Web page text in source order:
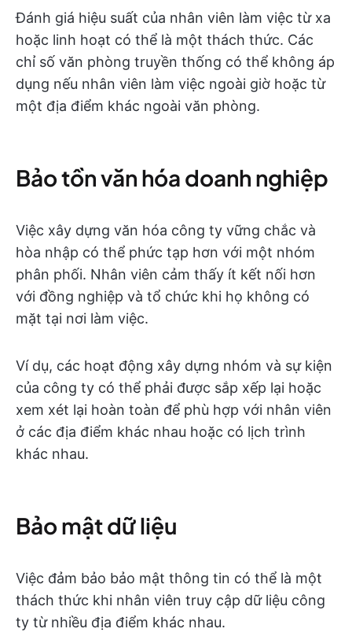
Đánh giá hiệu suất của nhân viên làm việc từ xa
hoặc linh hoạt có thể là một thách thức. Các
chỉ số văn phòng truyền thống có thể không áp
dụng nếu nhân viên làm việc ngoài giờ hoặc từ
một địa điểm khác ngoài văn phòng.
Bảo tồn văn hóa doanh nghiệp
Việc xây dựng văn hóa công ty vững chắc và
hòa nhập có thể phức tạp hơn với một nhóm
phân phối. Nhân viên cảm thấy ít kết nối hơn
với đồng nghiệp và tổ chức khi họ không có
mặt tại nơi làm việc.
Ví dụ, các hoạt động xây dựng nhóm và sự kiện
của công ty có thể phải được sắp xếp lại hoặc
xem xét lại hoàn toàn để phù hợp với nhân viên
ở các địa điểm khác nhau hoặc có lịch trình
khác nhau.
Bảo mật dữ liệu
Việc đảm bảo bảo mật thông tin có thể là một
thách thức khi nhân viên truy cập dữ liệu công
ty từ nhiều địa điểm khác nhau.